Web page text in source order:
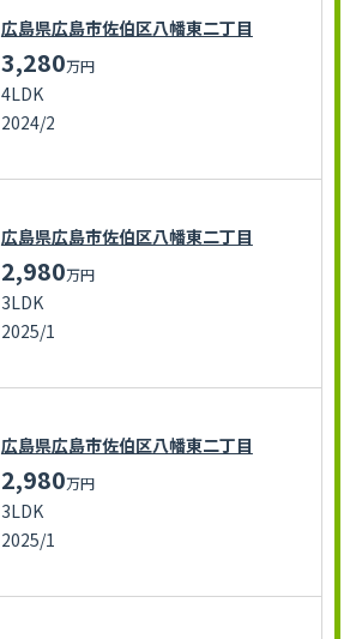
広島県広島市佐伯区八幡東二丁目
3,280万円
4LDK
2024/2
広島県広島市佐伯区八幡東二丁目
2,980万円
3LDK
2025/1
広島県広島市佐伯区八幡東二丁目
2,980万円
3LDK
2025/1